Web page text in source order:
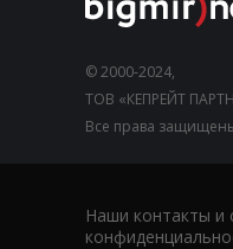
© 2000-2024,
ТОВ «КЕПРЕЙТ
Все права
Наши контакты и